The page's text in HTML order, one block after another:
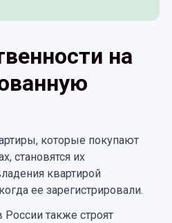
на
которые покупают
становятся их
квартирой
ее зарегистрировали.
также строят